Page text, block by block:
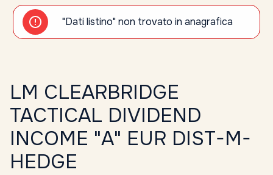
"Dati listino" non trovato in anagrafica
LM CLEARBRIDGE
TACTICAL DIVIDEND
INCOME "A" EUR DIST-M-
HEDGE